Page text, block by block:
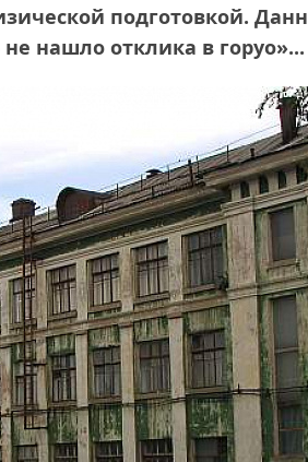
подготовкой.
нашло отклика в горуо»...